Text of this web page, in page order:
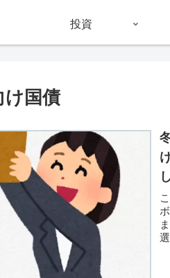
投資
け国債